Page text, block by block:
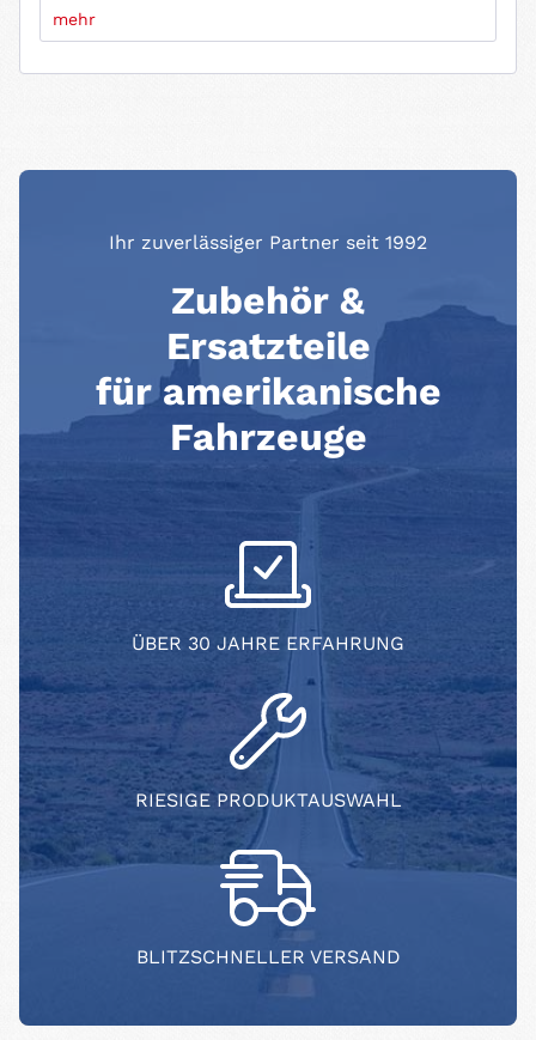
mehr
Ihr zuverlässiger Partner seit 1992
Zubehör &
Ersatzteile
für amerikanische
Fahrzeuge
ÜBER 30 JAHRE ERFAHRUNG
RIESIGE PRODUKTAUSWAHL
BLITZSCHNELLER VERSAND